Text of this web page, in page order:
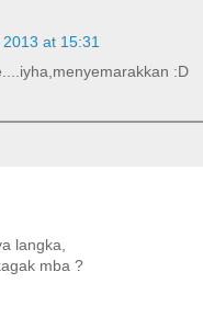
at 15:31
:D
langka,
mba ?